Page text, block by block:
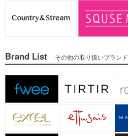
Brand List その他の取り扱いブランド